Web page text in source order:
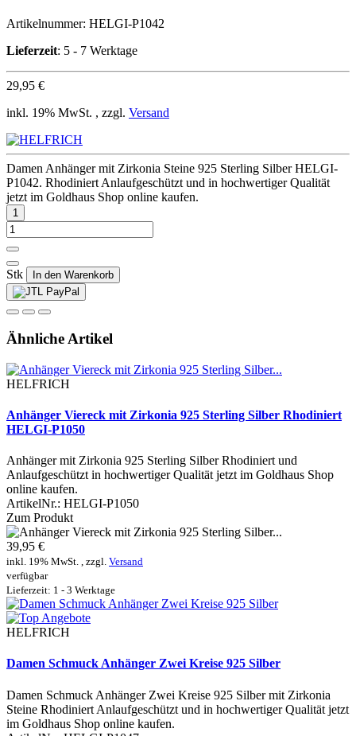
Artikelnummer: HELGI-P1042
Lieferzeit: 5 - 7 Werktage
29,95 €
inkl. 19% MwSt. , zzgl. Versand
Damen Anhänger mit Zirkonia Steine 925 Sterling Silber HELGI-
P1042. Rhodiniert Anlaufgeschützt und in hochwertiger Qualität
jetzt im Goldhaus Shop online kaufen.
Stk In den Warenkorb
Ähnliche Artikel
HELFRICH
Anhänger Viereck mit Zirkonia 925 Sterling Silber Rhodiniert
HELGI-P1050
Anhänger mit Zirkonia 925 Sterling Silber Rhodiniert und
Anlaufgeschützt in hochwertiger Qualität jetzt im Goldhaus Shop
online kaufen.
ArtikelNr.: HELGI-P1050
Zum Produkt
39,95 €
inkl. 19% MwSt. , zzgl. Versand
verfügbar
Lieferzeit: 1 - 3 Werktage
HELFRICH
Damen Schmuck Anhänger Zwei Kreise 925 Silber
Damen Schmuck Anhänger Zwei Kreise 925 Silber mit Zirkonia
Steine Rhodiniert Anlaufgeschützt und in hochwertiger Qualität jetzt
im Goldhaus Shop online kaufen.